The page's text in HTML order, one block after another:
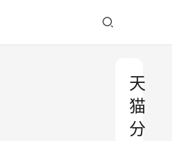
天
猫
分